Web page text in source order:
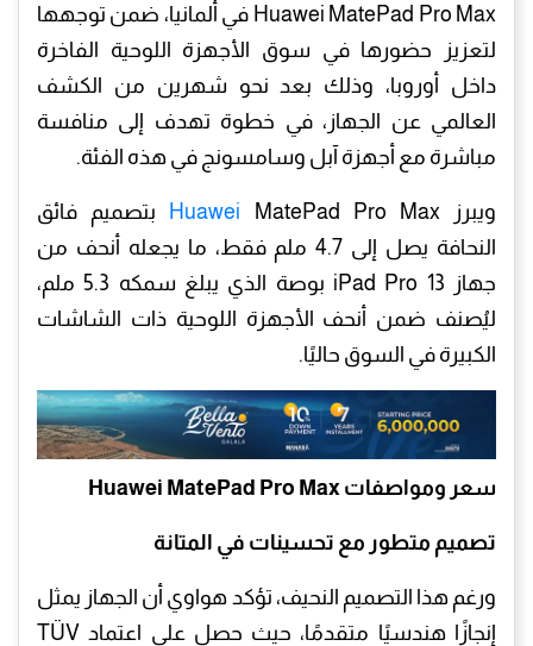
Huawei MatePad Pro Max في ألمانيا، ضمن توجهها
لتعزيز حضورها في سوق الأجهزة اللوحية الفاخرة
داخل أوروبا، وذلك بعد نحو شهرين من الكشف
العالمي عن الجهاز، في خطوة تهدف إلى منافسة
مباشرة مع أجهزة آبل وسامسونج في هذه الفئة.
ويبرز Huawei
MatePad Pro Max بتصميم فائق
النحافة يصل إلى 4.7 ملم فقط، ما يجعله أنحف من
جهاز iPad Pro 13 بوصة الذي يبلغ سمكه 5.3 ملم،
ليُصنف ضمن أنحف الأجهزة اللوحية ذات الشاشات
الكبيرة في السوق حاليًا.
سعر ومواصفات Huawei MatePad Pro Max
تصميم متطور مع تحسينات في المتانة
ورغم هذا التصميم النحيف، تؤكد هواوي أن الجهاز يمثل
إنجازًا هندسيًا متقدمًا، حيث حصل على اعتماد TÜV